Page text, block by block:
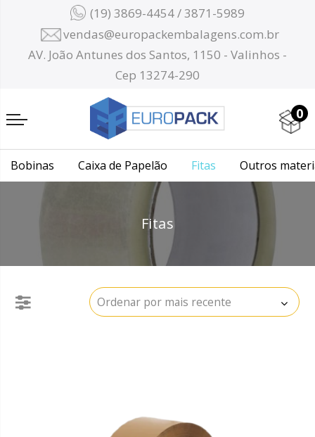
(19) 3869-4454 / 3871-5989
vendas@europackembalagens.com.br
AV. João Antunes dos Santos, 1150 - Valinhos -
Cep 13274-290
0
Bobinas Caixa de Papelão Fitas Outros
Fitas